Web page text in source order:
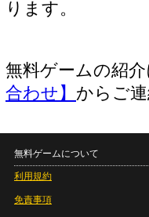
ります。
無料ゲームの紹
合わせ】 からご連
無料ゲームについて
利用規約
免責事項